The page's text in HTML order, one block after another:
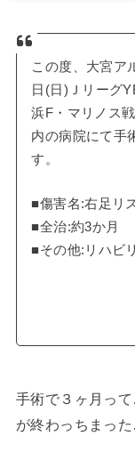
この度、大宮ア
日(日)Ｊリーグ
浜F・マリノス
内の病院にて手
す。
■傷害名:右足リ
■全治:約3か月
■その他:リハビ
手術で３ヶ月っ
が終わっちまっ